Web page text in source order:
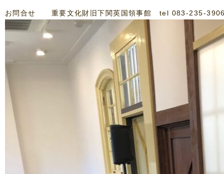
お問合せ 重要文化財旧下関英国領事館 tel 083-235-